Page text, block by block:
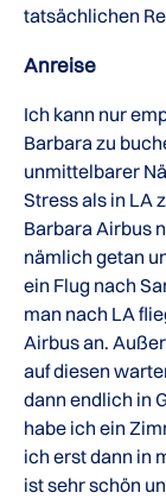
tatsächlichen
Anreise
Ich kann nur
Barbara zu
unmittelbarer
Stress als in LA
Barbara Airbus
nämlich getan
ein Flug nach
man nach LA
Airbus an.
auf diesen
dann endlich in
habe ich ein
ich erst dann in
ist sehr schön